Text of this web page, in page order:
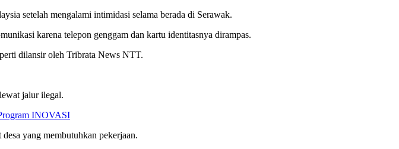
setelah mengalami intimidasi selama berada di Serawak.
karena telepon genggam dan kartu identitasnya dirampas.
dilansir oleh Tribrata News NTT.
jalur ilegal.
INOVASI
yang membutuhkan pekerjaan.